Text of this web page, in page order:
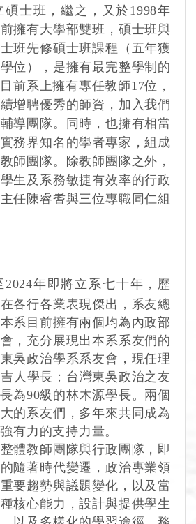
碩士班，繼之，又於 1998年
擁有大學部雙班，碩士班與
班先修碩士班課程（五年獲
位），是擁有最完整學制的
前系上擁有專任教師17位，
增聘優秀的師資，加入我們
導團隊。同時，也擁有相當
務界知名的學者專家，組成
師團隊。除教師團隊之外，
生及系務敏捷有效率的行政
任陳睿耆與三位專職同仁組
年即將立系七十年，歷
各行各業表現傑出，系友總
本系目前擁有兩個均為內政部
，充分展現出本系系友們的
吳政治學系系友會，現任理
人學長；台灣東吳政治之友
為90級的林木源學長。兩個
的系友們，多年來共同成為
有力的支持力量。
體教師團隊與行政團隊，即
隨著時代變遷，政治專業領
要趨勢與議題變化，以及當
核心能力，設計與提供學生